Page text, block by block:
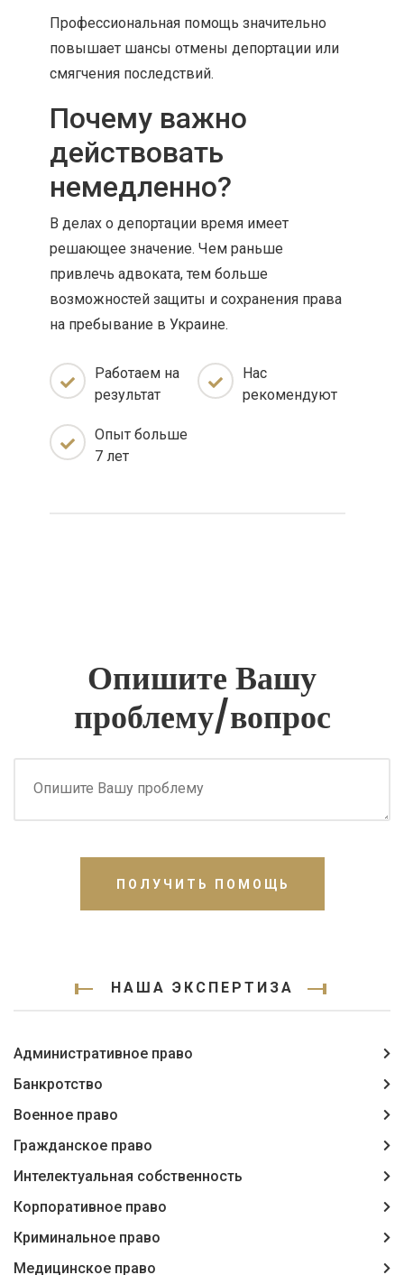
Профессиональная помощь значительно
повышает шансы отмены депортации или
смягчения последствий.
Почему важно
действовать
немедленно?
В делах о депортации время имеет
решающее значение. Чем раньше
привлечь адвоката, тем больше
возможностей защиты и сохранения права
на пребывание в Украине.
Работаем на
результат
Нас
рекомендуют
Опыт больше
7 лет
Опишите Вашу
проблему/вопрос
ПОЛУЧИТЬ ПОМОЩЬ
НАША ЭКСПЕРТИЗА
Административное право
Банкротство
Военное право
Гражданское право
Интелектуальная собственность
Корпоративное право
Криминальное право
Медицинское право